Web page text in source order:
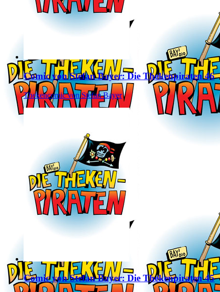
Comic von Stefan Bayer: Die Thekenpiraten 46
Thekencomic von Stefan Bayer
Comic von Stefan Bayer: Die Thekenpiraten 45